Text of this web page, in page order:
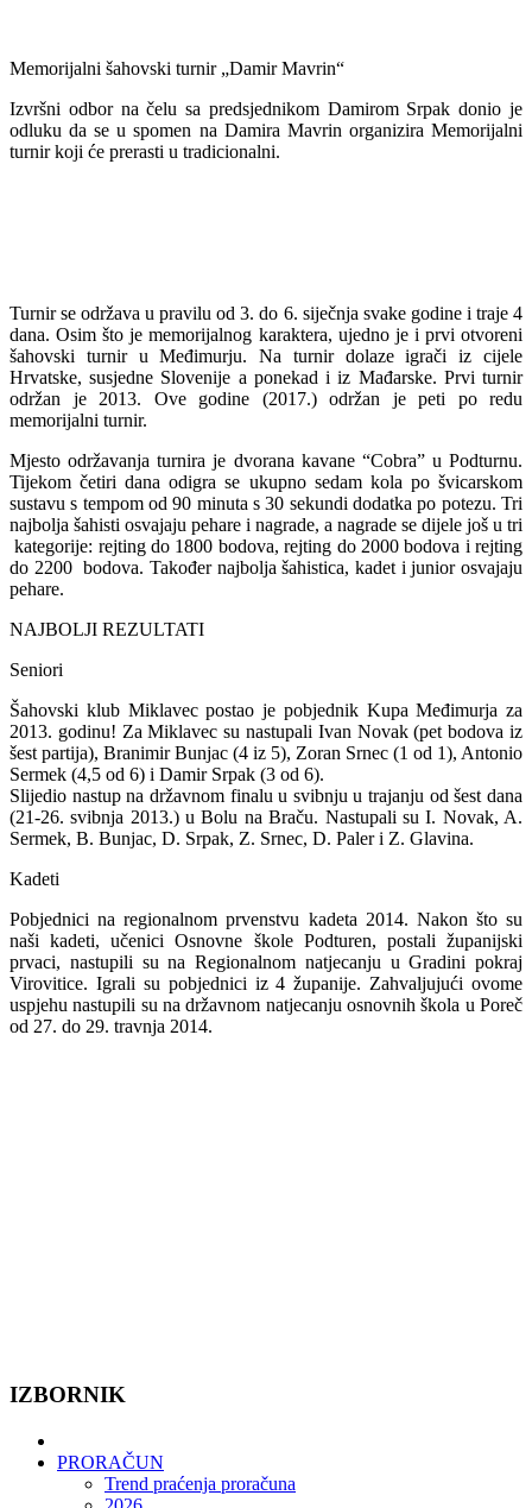
Memorijalni šahovski turnir „Damir Mavrin“
Izvršni odbor na čelu sa predsjednikom Damirom Srpak donio je
odluku da se u spomen na Damira Mavrin organizira Memorijalni
turnir koji će prerasti u tradicionalni.
Turnir se održava u pravilu od 3. do 6. siječnja svake godine i traje 4
dana. Osim što je memorijalnog karaktera, ujedno je i prvi otvoreni
šahovski turnir u Međimurju. Na turnir dolaze igrači iz cijele
Hrvatske, susjedne Slovenije a ponekad i iz Mađarske. Prvi turnir
održan je 2013. Ove godine (2017.) održan je peti po redu
memorijalni turnir.
Mjesto održavanja turnira je dvorana kavane “Cobra” u Podturnu.
Tijekom četiri dana odigra se ukupno sedam kola po švicarskom
sustavu s tempom od 90 minuta s 30 sekundi dodatka po potezu. Tri
najbolja šahisti osvajaju pehare i nagrade, a nagrade se dijele još u tri
kategorije: rejting do 1800 bodova, rejting do 2000 bodova i rejting
do 2200 bodova. Također najbolja šahistica, kadet i junior osvajaju
pehare.
NAJBOLJI REZULTATI
Seniori
Šahovski klub Miklavec postao je pobjednik Kupa Međimurja za
2013. godinu! Za Miklavec su nastupali Ivan Novak (pet bodova iz
šest partija), Branimir Bunjac (4 iz 5), Zoran Srnec (1 od 1), Antonio
Sermek (4,5 od 6) i Damir Srpak (3 od 6).
Slijedio nastup na državnom finalu u svibnju u trajanju od šest dana
(21-26. svibnja 2013.) u Bolu na Braču. Nastupali su I. Novak, A.
Sermek, B. Bunjac, D. Srpak, Z. Srnec, D. Paler i Z. Glavina.
Kadeti
Pobjednici na regionalnom prvenstvu kadeta 2014. Nakon što su
naši kadeti, učenici Osnovne škole Podturen, postali županijski
prvaci, nastupili su na Regionalnom natjecanju u Gradini pokraj
Virovitice. Igrali su pobjednici iz 4 županije. Zahvaljujući ovome
uspjehu nastupili su na državnom natjecanju osnovnih škola u Poreč
od 27. do 29. travnja 2014.
IZBORNIK
PRORAČUN
Trend praćenja proračuna